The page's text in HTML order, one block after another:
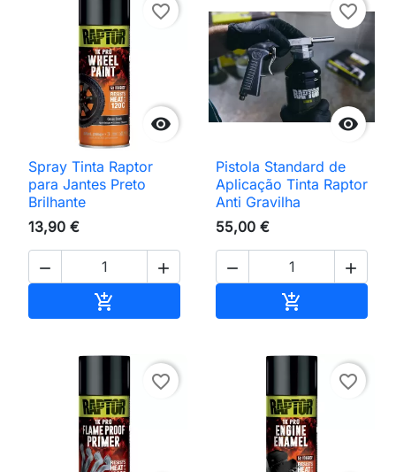

favorite_border
Spray Tinta Raptor
para Jantes Preto
Brilhante
13,90 €
 


favorite_border
Pistola Standard de
Aplicação Tinta Raptor
Anti Gravilha
55,00 €
 

favorite_border favorite_border